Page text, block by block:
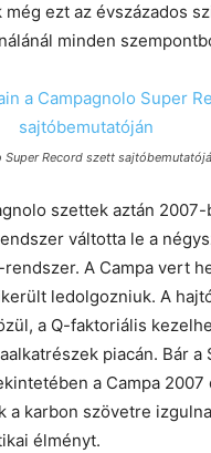
ezt az évszázados
minden
Super Record szett
szettek aztán
váltotta le a
A Campa vert
ledolgozniuk. A
a Q-faktoriális
piacán. Bár
a Campa
a karbon szövetre
élményt.